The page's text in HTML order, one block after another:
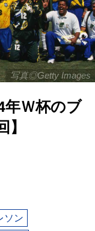
写真◎Getty Images
年Ｗ杯のブ
ソン